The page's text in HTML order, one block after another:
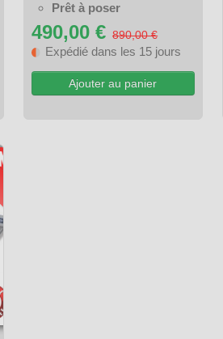
Prêt à poser
490,00 € 890,00 €
Expédié dans les 15 jours
Ajouter au panier